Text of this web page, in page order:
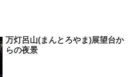
万灯呂山(まんとろやま)展望台か
らの夜景